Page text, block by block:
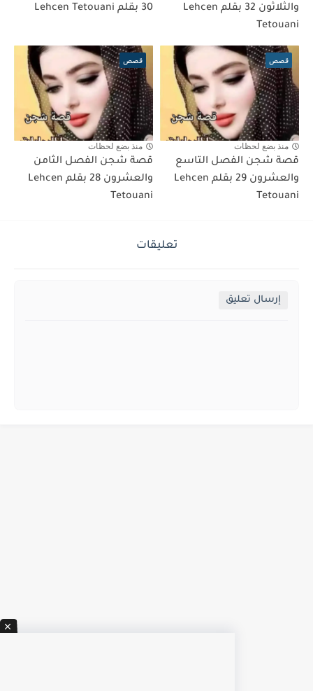
والثلاثون 32 بقلم Lehcen
Tetouani
30 بقلم Lehcen Tetouani
قصص
منذ بضع لحظات
قصة شجن الفصل التاسع
والعشرون 29 بقلم Lehcen
Tetouani
قصص
منذ بضع لحظات
قصة شجن الفصل الثامن
والعشرون 28 بقلم Lehcen
Tetouani
تعليقات
إرسال تعليق